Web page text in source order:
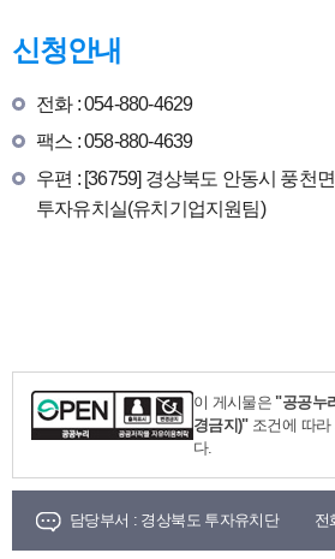
신청안내
전화 : 054-880-4629
팩스 : 058-880-4639
우편 : [36759] 경상북도 안동시 풍천
투자유치실(유치기업지원팀)
이 게시물은 "공공누
경금지)"조건에 따라
다.
담당부서 : 경상북도 투자유치단 전